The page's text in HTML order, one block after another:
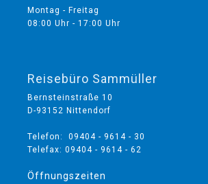
Montag - Freitag
08:00 Uhr - 17:00 Uhr
Reisebüro Sammüller
Bernsteinstraße 10
D-93152 Nittendorf
Telefon: 09404 - 9614 - 30
Telefax: 09404 - 9614 - 62
Öffnungszeiten